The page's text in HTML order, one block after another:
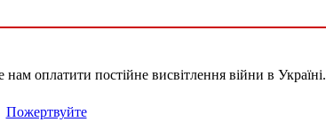
оплатити постійне висвітлення війни в Україні.
Пожертвуйте